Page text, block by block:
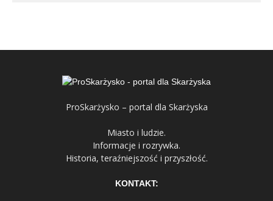
ProSkarżysko – portal dla Skarżyska
Miasto i ludzie.
Informacje i rozrywka.
Historia, teraźniejszość i przyszłość.
KONTAKT: